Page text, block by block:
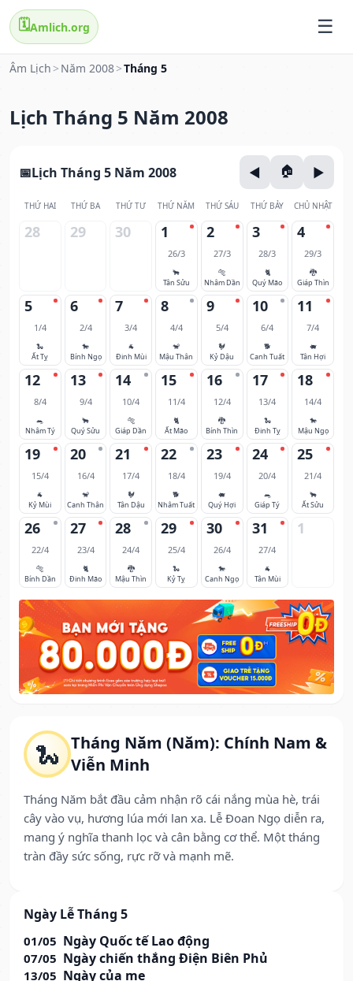
🗓️Amlich.org
Âm Lịch > Năm 2008>Tháng 5
Lịch Tháng 5 Năm 2008
🐍 Tháng Năm (Năm): Chính Nam &
Viễn Minh
Tháng Năm bắt đầu cảm nhận rõ cái nắng mùa hè, trái
cây vào vụ, hương lúa mới lan xa. Lễ Đoan Ngọ diễn ra,
mang ý nghĩa thanh lọc và cân bằng cơ thể. Một tháng
tràn đầy sức sống, rực rỡ và mạnh mẽ.
Ngày Lễ Tháng 5
01/05 Ngày Quốc tế Lao động
07/05 Ngày chiến thắng Điện Biên Phủ
13/05 Ngày của mẹ
Lịch Tháng 5 Năm 2008
THỨ HAI THỨ BA THỨ TƯ THỨ NĂM THỨ SÁU THỨ BẢY CHỦ NHẬT
28 29 30 1
26/3
🐂
Tân Sửu
2
27/3
🐅
Nhâm Dần
3
28/3
🐈
Quý Mão
4
29/3
🐉
Giáp Thìn
5
1/4
🐍
Ất Tỵ
6
2/4
🐎
Bính Ngọ
7
3/4
🐐
Đinh Mùi
8
4/4
🐒
Mậu Thân
9
5/4
🐓
Kỷ Dậu
10
6/4
🐕
Canh Tuất
11
7/4
🐖
Tân Hợi
12
8/4
🐀
Nhâm Tý
13
9/4
🐂
Quý Sửu
14
10/4
🐅
Giáp Dần
15
11/4
🐈
Ất Mão
16
12/4
🐉
Bính Thìn
17
13/4
🐍
Đinh Tỵ
18
14/4
🐎
Mậu Ngọ
19
15/4
🐐
Kỷ Mùi
20
16/4
🐒
Canh Thân
21
17/4
🐓
Tân Dậu
22
18/4
🐕
Nhâm Tuất
23
19/4
🐖
Quý Hợi
24
20/4
🐀
Giáp Tý
25
21/4
🐂
Ất Sửu
26
22/4
🐅
Bính Dần
27
23/4
🐈
Đinh Mão
28
24/4
🐉
Mậu Thìn
29
25/4
🐍
Kỷ Tỵ
30
26/4
🐎
Canh Ngọ
31
27/4
🐐
Tân Mùi
1